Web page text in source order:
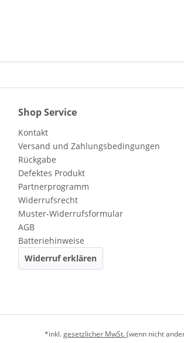
Shop Service
Kontakt
Versand und Zahlungsbedingungen
Rückgabe
Defektes Produkt
Partnerprogramm
Widerrufsrecht
Muster-Widerrufsformular
AGB
Batteriehinweise
Widerruf erklären
*inkl.gesetzlicher MwSt.(wenn nicht